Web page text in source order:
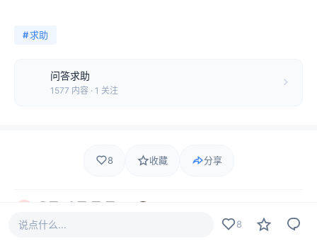
#求助
问答求助
1577 内容 · 1 关注
8 收藏 分享
说点什么... 8